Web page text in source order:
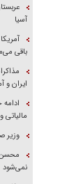
آسیا
باقی
ایران و
وزیر
محسن
نمی‌شود